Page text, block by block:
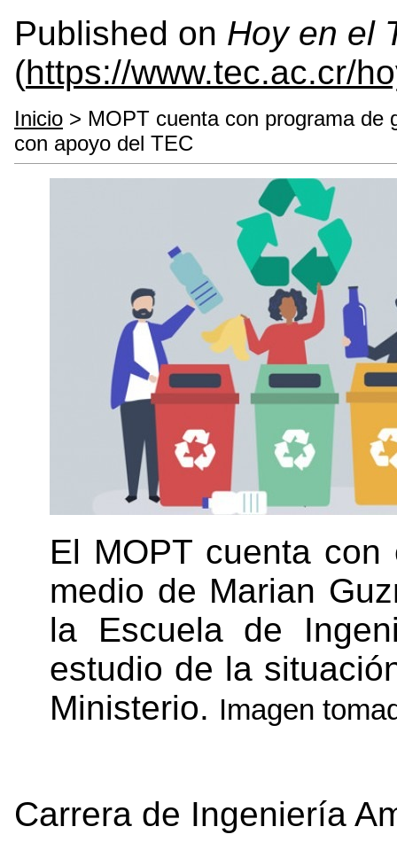
Published on Hoy en el
(https://www.tec.ac.cr/
Inicio > MOPT cuenta con programa de
con apoyo del TEC
El MOPT cuenta
medio de Marian
la Escuela de
estudio de la
Ministerio. Imagen
Carrera de Ingeniería